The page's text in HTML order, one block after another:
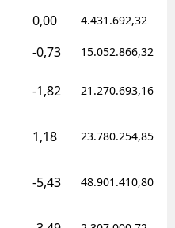
0,00 4.431.692,32
-0,73 15.052.866,32
-1,82 21.270.693,16
1,18 23.780.254,85
-5,43 48.901.410,80